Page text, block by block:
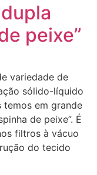
peixe”
variedade de
sólido-líquido
temos em grande
de peixe”. É
filtros à vácuo
do tecido